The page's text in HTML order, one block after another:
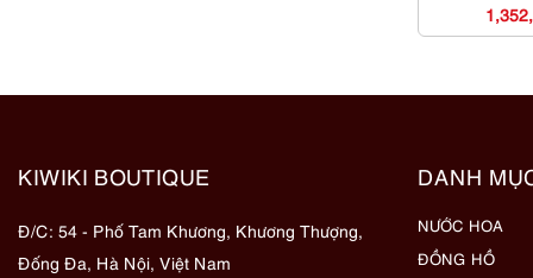
KIWIKI BOUTIQUE
Đ/C: 54 - Phố Tam Khương, Khương Thượng,
Đống Đa, Hà Nội, Việt Nam
DANH
NƯỚC HOA
ĐỒNG HỒ